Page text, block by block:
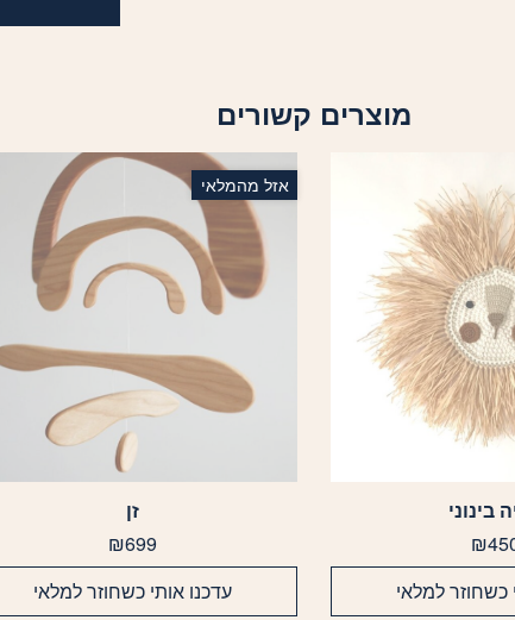
מוצרים קשורים
בינוני
₪
כשחוזר למלאי
אזל מהמלאי
זן
₪699
עדכנו אותי כשחוזר למלאי